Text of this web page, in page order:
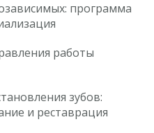
программа
работы
зубов:
и реставрация